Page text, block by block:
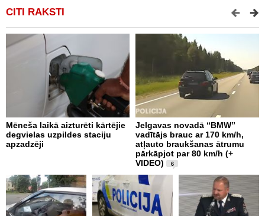
CITI RAKSTI
Mēneša laikā aizturēti kārtējie
degvielas uzpildes staciju
apzadzēji
Jelgavas novadā “BMW”
vadītājs brauc ar 170 km/h,
atļauto braukšanas ātrumu
pārkāpjot par 80 km/h (+
VIDEO)
6